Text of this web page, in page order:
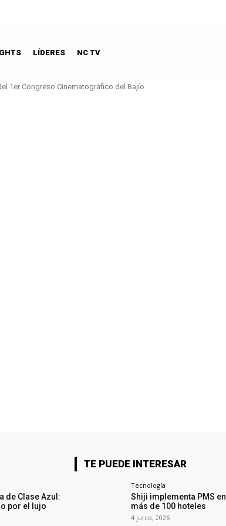
LÍDERES NC TV
1er Congreso Cinematográfico del Bajío
de Clase Azul:
por el lujo
TE PUEDE INTERESAR
Tecnología
Shiji implementa PMS en
más de 100 hoteles
4 junio, 2026